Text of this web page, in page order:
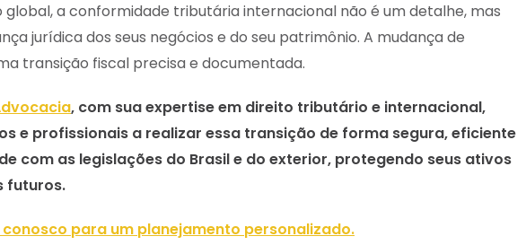
global, a conformidade tributária internacional não é um detalhe, mas
jurídica dos seus negócios e do seu patrimônio. A mudança de
transição fiscal precisa e documentada.
, com sua expertise em direito tributário e internacional,
e profissionais a realizar essa transição de forma segura, eficiente
com as legislações do Brasil e do exterior, protegendo seus ativos
futuros.
para um planejamento personalizado.